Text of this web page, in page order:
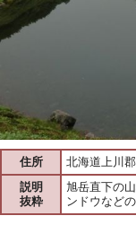
住所
北海道上川
説明
抜粋
旭岳直下の
ンドウなど